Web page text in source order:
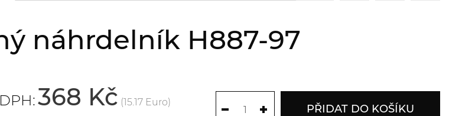
náhrdelník H887-97
368 Kč (15.17 Euro)
PŘIDAT DO KOŠÍKU